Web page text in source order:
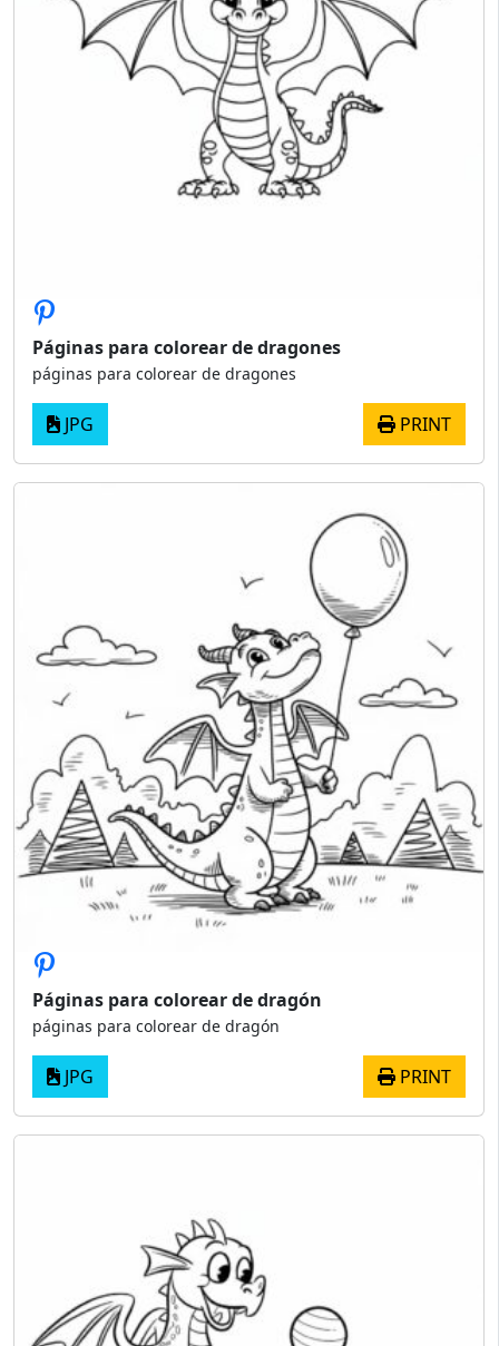
Páginas para colorear de dragones
páginas para colorear de dragones
JPG PRINT
Páginas para colorear de dragón
páginas para colorear de dragón
JPG PRINT